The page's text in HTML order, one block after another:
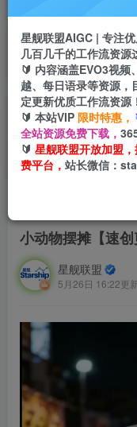
站长招募
推荐
项目周期预估10年
小动物摆摊【速创
星舰联盟
5月26日 16:22更
视
频
放
星舰联盟AIGC | 专注
几百几千的工作流资源
🔰 内容涵盖EVO3视频
越、每日语录等资源
定更新优质工作流资源
🔰 本站VIP 限时特惠，
全站资源免费下载，
🔰 星舰联盟开放加盟
费平台， 站长微信：